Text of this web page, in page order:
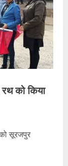
को किया
सूरजपुर